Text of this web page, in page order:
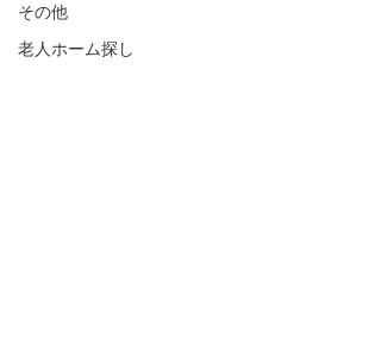
その他
老人ホーム探し